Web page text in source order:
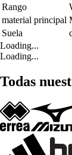
Rango
material principal
Suela
Loading...
Loading...
Todas